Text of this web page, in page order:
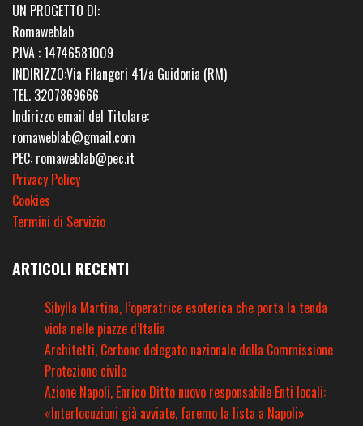
UN PROGETTO DI:
Romaweblab
P.IVA : 14746581009
INDIRIZZO:Via Filangeri 41/a Guidonia (RM)
TEL. 3207869666
Indirizzo email del Titolare:
romaweblab@gmail.com
PEC: romaweblab@pec.it
Privacy Policy
Cookies
Termini di Servizio
ARTICOLI RECENTI
Sibylla Martina, l’operatrice esoterica che porta la tenda
viola nelle piazze d’Italia
Architetti, Cerbone delegato nazionale della Commissione
Protezione civile
Azione Napoli, Enrico Ditto nuovo responsabile Enti locali:
«Interlocuzioni già avviate, faremo la lista a Napoli»